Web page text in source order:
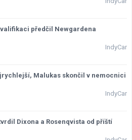
předčil Newgardena
IndyCar
Malukas skončil v nemocnici
IndyCar
Dixona a Rosenqvista od příští